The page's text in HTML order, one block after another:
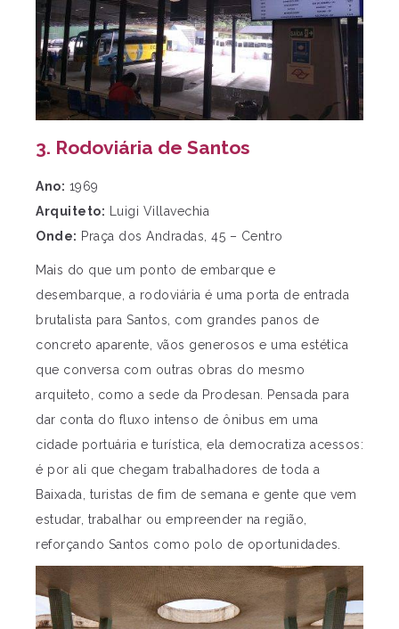
3. Rodoviária de Santos
Ano: 1969
Arquiteto: Luigi Villavechia
Onde: Praça dos Andradas, 45 – Centro
Mais do que um ponto de embarque e
desembarque, a rodoviária é uma porta de entrada
brutalista para Santos, com grandes panos de
concreto aparente, vãos generosos e uma estética
que conversa com outras obras do mesmo
arquiteto, como a sede da Prodesan. Pensada para
dar conta do fluxo intenso de ônibus em uma
cidade portuária e turística, ela democratiza acessos:
é por ali que chegam trabalhadores de toda a
Baixada, turistas de fim de semana e gente que vem
estudar, trabalhar ou empreender na região,
reforçando Santos como polo de oportunidades.